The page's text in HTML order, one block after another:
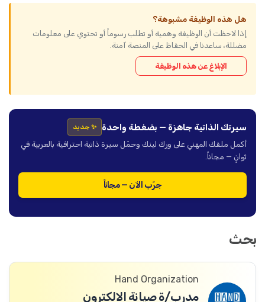
هل هذه الوظيفة مشبوهة؟
إذا لاحظت أن الوظيفة وهمية أو تطلب رسوماً أو تحتوي على معلومات
مضللة، ساعدنا في الحفاظ على المنصة آمنة.
الإبلاغ عن هذه الوظيفة
سيرتك الذاتية جاهزة — بضغطة واحدة ✨ جديد
أكمل ملفك المهني على ورك لينك وحمّل سيرة ذاتية احترافية بالعربية في
ثوانٍ — مجاناً.
جرّب الآن — مجاناً
بحث
Hand Organization
مدرب/ة صيانة الالكترون